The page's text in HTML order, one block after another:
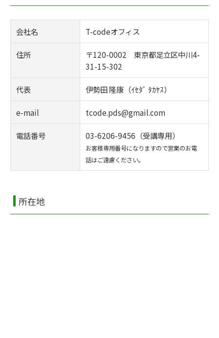
会社名 T-codeオフィス
住所
〒120-0002 東京都足立区中川4-
31-15-302
代表 伊勢田 隆康（ｲｾﾀﾞ ﾀｶﾔｽ）
e-mail tcode.pds@gmail.com
電話番号 03-6206-9456（受講専用）
お客様専用番号になりますので営業のお電
話はご遠慮ください。
所在地